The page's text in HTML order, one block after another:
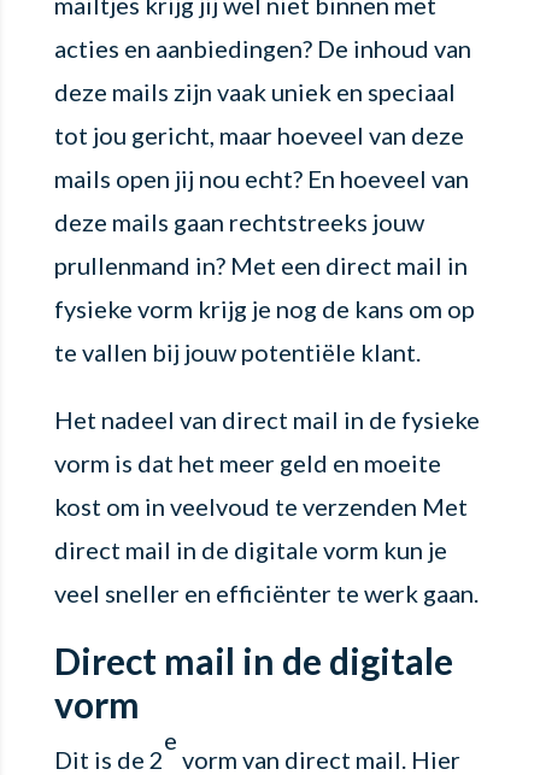
acties en aanbiedingen? De inhoud van
deze mails zijn vaak uniek en speciaal
tot jou gericht, maar hoeveel van deze
mails open jij nou echt? En hoeveel van
deze mails gaan rechtstreeks jouw
prullenmand in? Met een direct mail in
fysieke vorm krijg je nog de kans om op
te vallen bij jouw potentiële klant.
Het nadeel van direct mail in de fysieke
vorm is dat het meer geld en moeite
kost om in veelvoud te verzenden Met
direct mail in de digitale vorm kun je
veel sneller en efficiënter te werk gaan.
Direct mail in de digitale
vorm
Dit is de 2
e
vorm van direct mail. Hier